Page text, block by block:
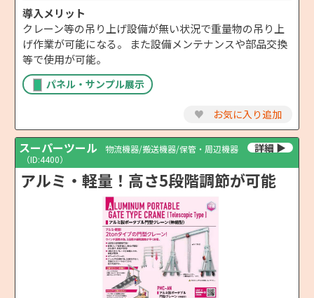
導入メリット
クレーン等の吊り上げ設備が無い状況で重量物の吊り上
げ作業が可能になる。 また設備メンテナンスや部品交換
等で使用が可能。
パネル・サンプル展示
♥ お気に入り追加
スーパーツール
物流機器/搬送機器/保管・周辺機器
（ID:4400）
アルミ・軽量！高さ5段階調節が可能